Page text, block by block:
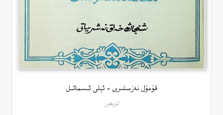
قۇمۇل نەزمىلىرى – ئېلى ئىسمائىل
ئۇيغۇر